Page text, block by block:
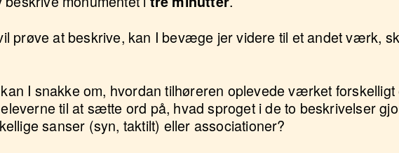
prøve at beskrive, kan I bevæge jer videre til et andet værk,
I snakke om, hvordan tilhøreren oplevede værket forskelligt
til at sætte ord på, hvad sproget i de to beskrivelser
sanser (syn, taktilt) eller associationer?